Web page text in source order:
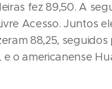
fez 89,50. A
Acesso. Juntos
88,25,
o americanense